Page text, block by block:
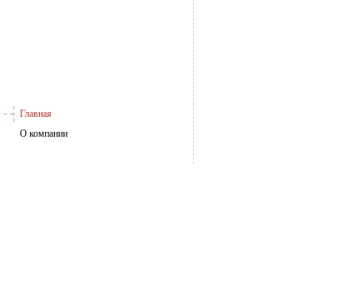
Главная
О компании